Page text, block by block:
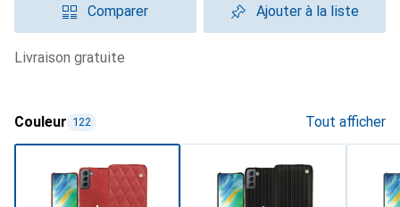
Comparer Ajouter à la liste
livraison gratuite
Couleur 122 Tout afficher